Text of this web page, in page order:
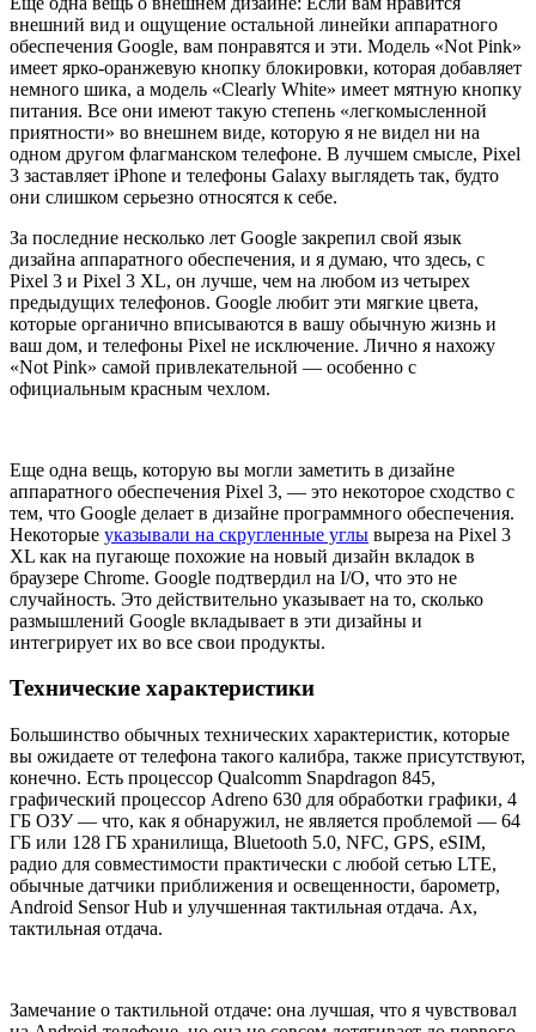
внешний вид и ощущение остальной линейки аппаратного
обеспечения Google, вам понравятся и эти. Модель «Not Pink»
имеет ярко-оранжевую кнопку блокировки, которая добавляет
немного шика, а модель «Clearly White» имеет мятную кнопку
питания. Все они имеют такую степень «легкомысленной
приятности» во внешнем виде, которую я не видел ни на
одном другом флагманском телефоне. В лучшем смысле, Pixel
3 заставляет iPhone и телефоны Galaxy выглядеть так, будто
они слишком серьезно относятся к себе.
За последние несколько лет Google закрепил свой язык
дизайна аппаратного обеспечения, и я думаю, что здесь, с
Pixel 3 и Pixel 3 XL, он лучше, чем на любом из четырех
предыдущих телефонов. Google любит эти мягкие цвета,
которые органично вписываются в вашу обычную жизнь и
ваш дом, и телефоны Pixel не исключение. Лично я нахожу
«Not Pink» самой привлекательной — особенно с
официальным красным чехлом.
Еще одна вещь, которую вы могли заметить в дизайне
аппаратного обеспечения Pixel 3, — это некоторое сходство с
тем, что Google делает в дизайне программного обеспечения.
Некоторые указывали на скругленные углы выреза на Pixel 3
XL как на пугающе похожие на новый дизайн вкладок в
браузере Chrome. Google подтвердил на I/O, что это не
случайность. Это действительно указывает на то, сколько
размышлений Google вкладывает в эти дизайны и
интегрирует их во все свои продукты.
Технические характеристики
Большинство обычных технических характеристик, которые
вы ожидаете от телефона такого калибра, также присутствуют,
конечно. Есть процессор Qualcomm Snapdragon 845,
графический процессор Adreno 630 для обработки графики, 4
ГБ ОЗУ — что, как я обнаружил, не является проблемой — 64
ГБ или 128 ГБ хранилища, Bluetooth 5.0, NFC, GPS, eSIM,
радио для совместимости практически с любой сетью LTE,
обычные датчики приближения и освещенности, барометр,
Android Sensor Hub и улучшенная тактильная отдача. Ах,
тактильная отдача.
Замечание о тактильной отдаче: она лучшая, что я чувствовал